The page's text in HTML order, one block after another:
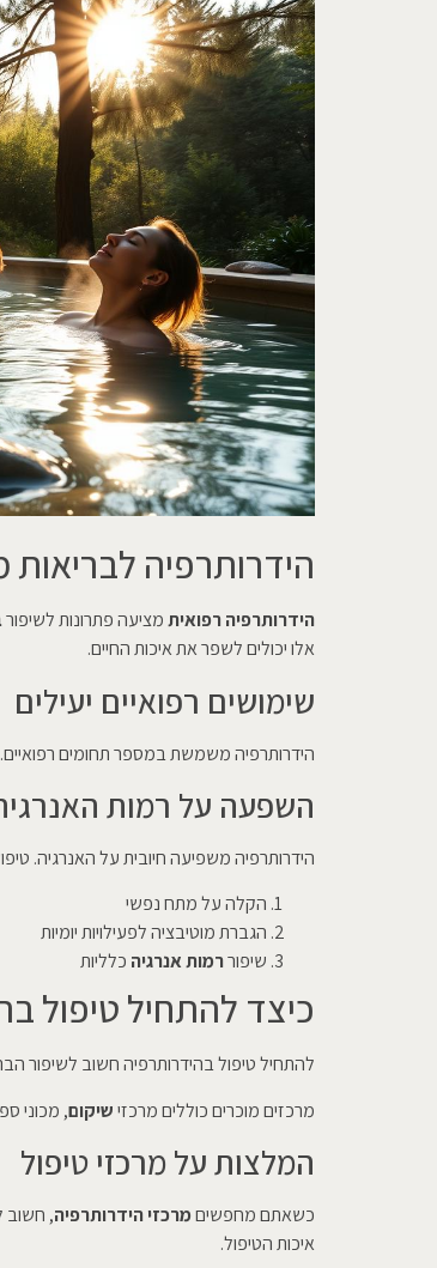
הידרותרפיה לבריאות
הידרותרפיה רפואיתמציעה פתרונות לשיפור
אלו יכולים לשפר את איכות החיים.
שימושים רפואיים יעילים
הידרותרפיה משמשת במספר תחומים רפואיים.
השפעה על רמות
הידרותרפיה משפיעה חיובית על האנרגיה.
הקלה על מתח נפשי
הגברת מוטיבציה לפעילויות יומיות
שיפוררמות אנרגיה כלליות
כיצד להתחיל טיפול
להתחיל טיפול בהידרותרפיה חשוב לשיפור
מרכזים מוכרים כוללים מרכזישיקום, מכוני
המלצות על מרכזי טיפול
כשאתם מחפשיםמרכזי הידרותרפיה, חשוב
איכות הטיפול.